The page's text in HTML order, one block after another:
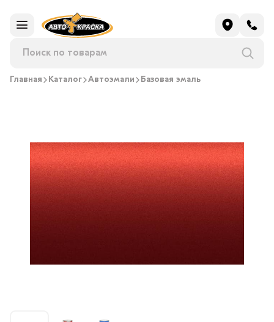
Главная Каталог Автоэмали Базовая эмаль